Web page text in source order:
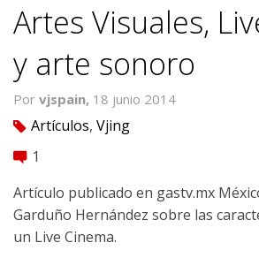
Artes Visuales,
y arte sonoro
Por vjspain, 18 junio 2014
tag Artículos, Vjing
comment 1
Artículo publicado en gastv.mx
Garduño Hernández sobre las
un Live Cinema.